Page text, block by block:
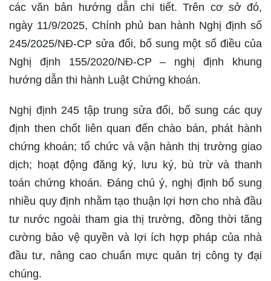
các văn bản hướng dẫn chi tiết. Trên cơ sở đó,
ngày 11/9/2025, Chính phủ ban hành Nghị định số
245/2025/NĐ-CP sửa đổi, bổ sung một số điều của
Nghị định 155/2020/NĐ-CP – nghị định khung
hướng dẫn thi hành Luật Chứng khoán.
Nghị định 245 tập trung sửa đổi, bổ sung các quy
định then chốt liên quan đến chào bán, phát hành
chứng khoán; tổ chức và vận hành thị trường giao
dịch; hoạt động đăng ký, lưu ký, bù trừ và thanh
toán chứng khoán. Đáng chú ý, nghị định bổ sung
nhiều quy định nhằm tạo thuận lợi hơn cho nhà đầu
tư nước ngoài tham gia thị trường, đồng thời tăng
cường bảo vệ quyền và lợi ích hợp pháp của nhà
đầu tư, nâng cao chuẩn mực quản trị công ty đại
chúng.